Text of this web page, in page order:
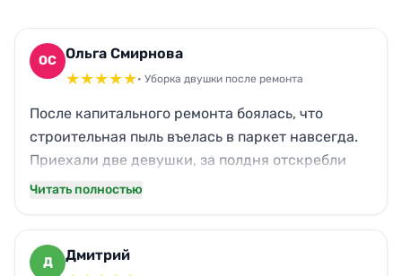
ОС Ольга Смирнова
★★★★★• Уборка двушки после ремонта
После капитального ремонта боялась, что
строительная пыль въелась в паркет навсегда.
Приехали две девушки, за полдня отскребли
всё до блеска. С окон смыли следы краски,
удовольствие. Спасибо!
Читать полностью
Д Дмитрий